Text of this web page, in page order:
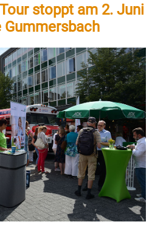
stoppt am 2. Juni
Gummersbach